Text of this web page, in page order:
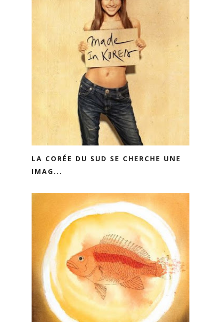
LA CORÉE DU SUD SE CHERCHE UNE
IMAG...